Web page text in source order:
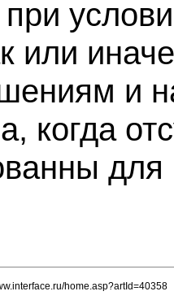
или
и
когда
home.asp?artId=40358